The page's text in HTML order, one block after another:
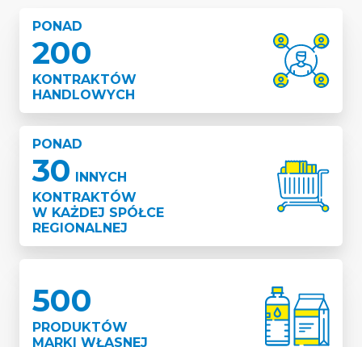
PONAD
200
KONTRAKTÓW
HANDLOWYCH
Poprawisz rentownośćw oparciu o szeroki portfel ponad 200
kontraktów handlowych i 20 umów okołobiznesowych.
Rocznie
średnio o 20%
PONAD
30 INNYCH
KONTRAKTÓW
W KAŻDEJ SPÓŁCE
REGIONALNEJ
Wzmocnisz sprzedaż produktów świeżych i lokalnych dzięki
500
PRODUKTÓW
MARKI WŁASNEJ